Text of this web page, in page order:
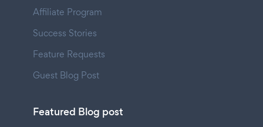
Affiliate Program
Success Stories
Feature Requests
Guest Blog Post
Featured Blog post